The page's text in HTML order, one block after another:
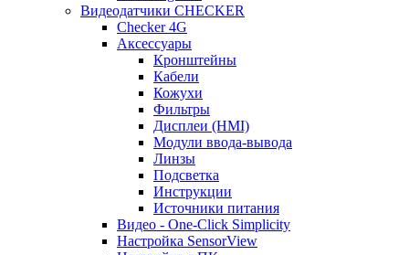
Видеодатчики CHECKER
Checker 4G
Аксессуары
Кронштейны
Кабели
Кожухи
Фильтры
Дисплеи (HMI)
Модули ввода-вывода
Линзы
Подсветка
Инструкции
Источники питания
Видео - One-Click Simplicity
Настройка SensorView